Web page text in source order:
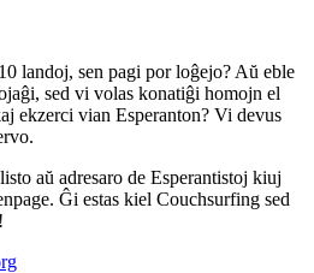
landoj, sen pagi por loĝejo? Aŭ eble
sed vi volas konatiĝi homojn el
ekzerci vian Esperanton? Vi devus
aŭ adresaro de Esperantistoj kiuj
Ĝi estas kiel Couchsurfing sed